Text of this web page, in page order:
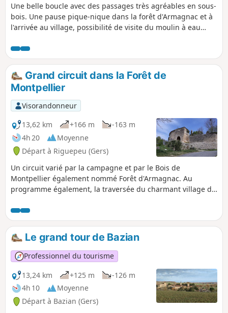
Une belle boucle avec des passages très agréables en sous-
bois. Une pause pique-nique dans la forêt d'Armagnac et à
l'arrivée au village, possibilité de visite du moulin à eau
Grand circuit dans la Forêt de
Montpellier
Visorandonneur
13,62 km
+166 m
-163 m
4h 20
Moyenne
Départ à Riguepeu (Gers)
Un circuit varié par la campagne et par le Bois de
Montpellier également nommé Forêt d'Armagnac. Au
programme également, la traversée du charmant village de
Pitron avant un retour sur Riguepeu en passant devant le
moulin.
Le grand tour de Bazian
Professionnel du tourisme
13,24 km
+125 m
-126 m
4h 10
Moyenne
Départ à Bazian (Gers)